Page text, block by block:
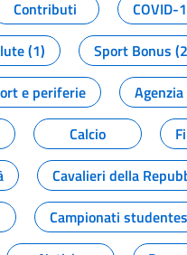
Contributi COVID-
(1) Sport Bonus
e periferie
Calcio
Cavalieri della
Campionati